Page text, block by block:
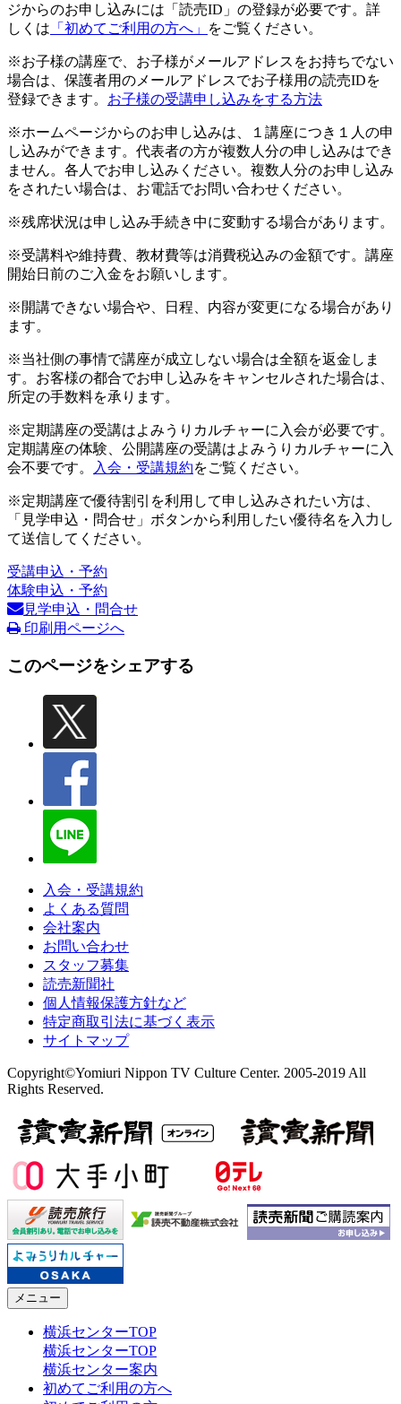
ジからのお申し込みには「読売ID」の登録が必要です。詳
しくは 「初めてご利用の方へ」 をご覧ください。
※お子様の講座で、お子様がメールアドレスをお持ちでない
場合は、保護者用のメールアドレスでお子様用の読売IDを
登録できます。 お子様の受講申し込みをする方法
※ホームページからのお申し込みは、１講座につき１人の申
し込みができます。代表者の方が複数人分の申し込みはでき
ません。各人でお申し込みください。複数人分のお申し込み
をされたい場合は、お電話でお問い合わせください。
※残席状況は申し込み手続き中に変動する場合があります。
※受講料や維持費、教材費等は消費税込みの金額です。講座
開始日前のご入金をお願いします。
※開講できない場合や、日程、内容が変更になる場合があり
ます。
※当社側の事情で講座が成立しない場合は全額を返金しま
す。お客様の都合でお申し込みをキャンセルされた場合は、
所定の手数料を承ります。
※定期講座の受講はよみうりカルチャーに入会が必要です。
定期講座の体験、公開講座の受講はよみうりカルチャーに入
会不要です。
入会・受講規約をご覧ください。
※定期講座で優待割引を利用して申し込みされたい方は、
「見学申込・問合せ」ボタンから利用したい優待名を入力し
て送信してください。
受講申込・予約
体験申込・予約
見学申込・問合せ
印刷用ページへ
このページをシェアする
入会・受講規約
よくある質問
会社案内
お問い合わせ
スタッフ募集
読売新聞社
個人情報保護方針など
特定商取引法に基づく表示
サイトマップ
Copyright©Yomiuri Nippon TV Culture Center. 2005-2019 All
Rights Reserved.
メニュー
横浜センターTOP
横浜センターTOP
横浜センター案内
初めてご利用の方へ